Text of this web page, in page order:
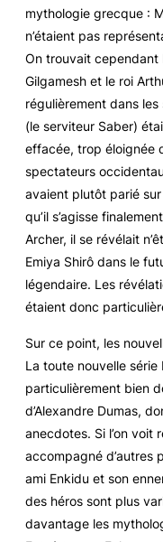
mythologie grecque :
n’étaient pas
On trouvait cependant
Gilgamesh et le roi
régulièrement dans les
(le serviteur Saber)
effacée, trop éloignée
spectateurs
avaient plutôt parié
qu’il s’agisse
Archer, il se révélait
Emiya Shirô dans le
légendaire. Les
étaient donc
Sur ce point, les
La toute nouvelle série
particulièrement bien
d’Alexandre Dumas,
anecdotes. Si l’on voit
accompagné d’autres
ami Enkidu et son
des héros sont plus
davantage les